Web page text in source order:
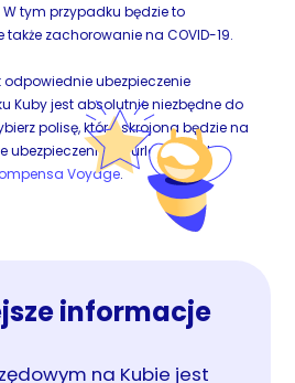
tym przypadku będzie to
zachorowanie na COVID-19.
odpowiednie ubezpieczenie
Kuby jest absolutnie niezbędne do
polisę, która skrojona będzie na
ubezpieczenie na urlop na Kubie
Voyage.
informacje
na Kubie jest